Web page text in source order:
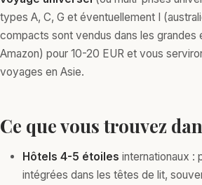
types A, C, G et éventuellement I
compacts sont vendus dans les grandes
Amazon) pour 10-20 EUR et vous
voyages en Asie.
Ce que vous trouvez
Hôtels 4-5 étoiles internationaux :
intégrées dans les têtes de lit,